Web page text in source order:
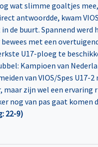
wat slimme goaltjes
antwoordde, kwam
de buurt. Spannend werd
met een
U17-ploeg te
Kampioen van
van VIOS/Spes U17-
zijn wel een ervaring
nog van pas gaat komen
22-9)